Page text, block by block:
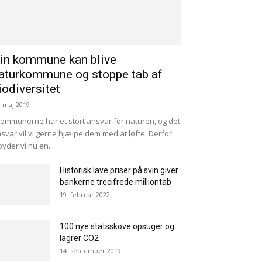
kommune kan blive
og stoppe tab af
maj 2019
har et stort ansvar for naturen, og det
vil vi gerne hjælpe dem med at løfte. Derfor
vi nu en...
Historisk lave priser på svin giver
bankerne trecifrede milliontab
19. februar 2022
100 nye statsskove opsuger og
lagrer CO2
14. september 2019